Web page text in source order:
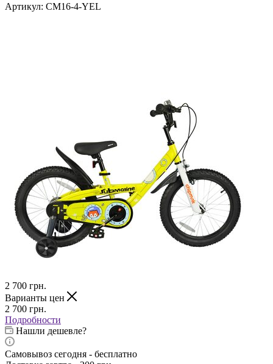
Артикул: CM16-4-YEL
2 700 грн.
Варианты цен
2 700 грн.
Подробности
Нашли дешевле?
Самовывоз сегодня - бесплатно